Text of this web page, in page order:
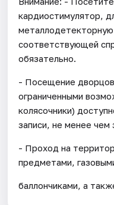
кардиостимулятор,
соответствующей
обязательно.
- Посещение
ограниченными
колясочники)
записи, не менее чем
- Проход на
предметами,
баллончиками, а